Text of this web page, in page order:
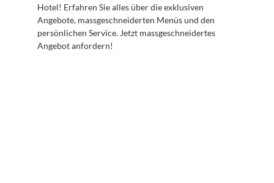
Hotel! Erfahren Sie alles über die exklusiven
Angebote, massgeschneiderten Menüs und den
persönlichen Service. Jetzt massgeschneidertes
Angebot anfordern!